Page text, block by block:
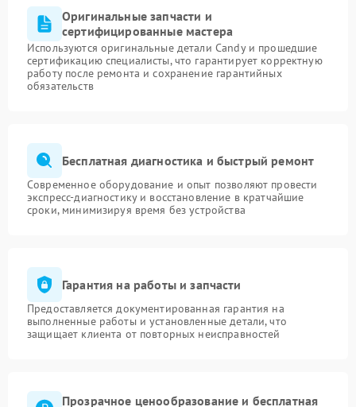
Оригинальные запчасти и
сертифицированные мастера
Используются оригинальные детали Candy и прошедшие
сертификацию специалисты, что гарантирует корректную
работу после ремонта и сохранение гарантийных
обязательств
Бесплатная диагностика и быстрый ремонт
Современное оборудование и опыт позволяют провести
экспресс-диагностику и восстановление в кратчайшие
сроки, минимизируя время без устройства
Гарантия на работы и запчасти
Предоставляется документированная гарантия на
выполненные работы и установленные детали, что
защищает клиента от повторных неисправностей
Прозрачное ценообразование и бесплатная